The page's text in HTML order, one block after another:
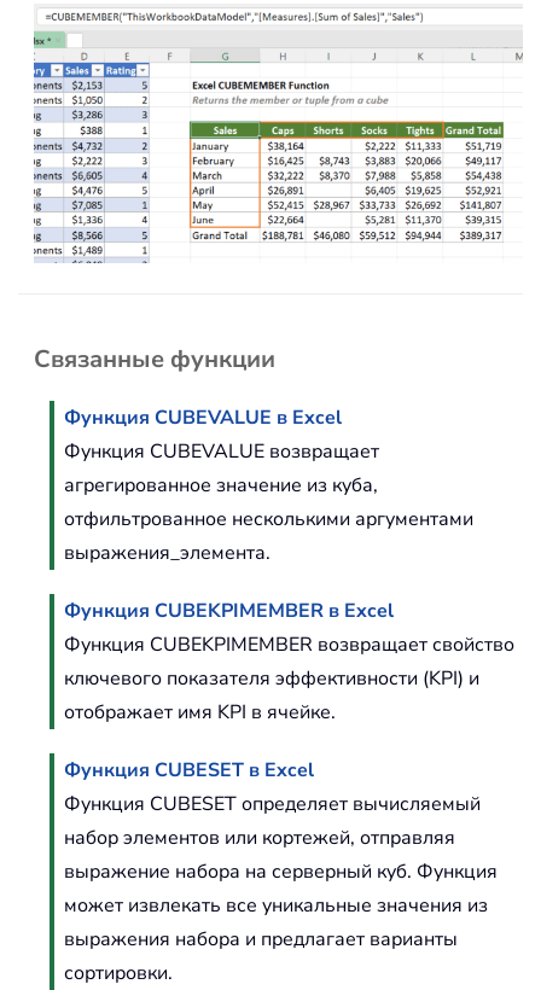
Связанные функции
Функция CUBEVALUE в Excel
Функция CUBEVALUE возвращает
агрегированное значение из куба,
отфильтрованное несколькими аргументами
выражения_элемента.
Функция CUBEKPIMEMBER в Excel
Функция CUBEKPIMEMBER возвращает свойство
ключевого показателя эффективности (KPI) и
отображает имя KPI в ячейке.
Функция CUBESET в Excel
Функция CUBESET определяет вычисляемый
набор элементов или кортежей, отправляя
выражение набора на серверный куб. Функция
может извлекать все уникальные значения из
выражения набора и предлагает варианты
сортировки.